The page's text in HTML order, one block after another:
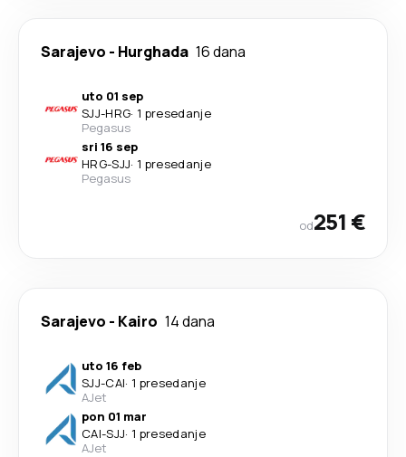
Sarajevo - Hurghada 16 dana
uto 01 sep
SJJ-HRG· 1 presedanje
Pegasus
sri 16 sep
HRG-SJJ· 1 presedanje
Pegasus
od251 €
Sarajevo - Kairo 14 dana
uto 16 feb
SJJ-CAI· 1 presedanje
AJet
pon 01 mar
CAI-SJJ· 1 presedanje
AJet